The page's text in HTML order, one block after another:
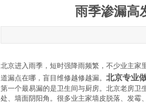
雨季渗漏高
北京进入雨季，短时强降雨频繁，不少业主家
道漏点在哪，盲目维修越修越漏。 北京专业
第一个最易漏的是卫生间与厨房。北京老房卫
处、墙面阴阳角。很多业主家墙皮脱落、发霉